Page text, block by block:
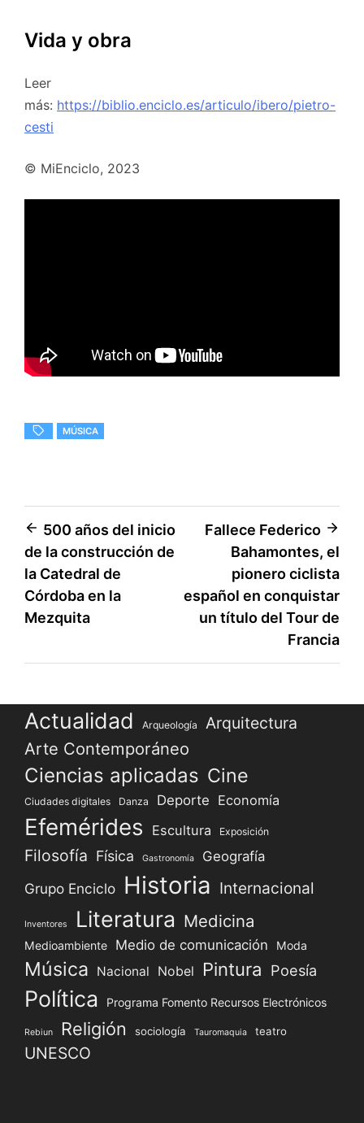
Vida y obra
Leer
más: https://biblio.enciclo.es/articulo/ibero/pietro-
cesti
© MiEnciclo, 2023
MÚSICA
Navegación
de
entradas
500 años del inicio
de la construcción de
la Catedral de
Córdoba en la
Mezquita
Fallece Federico
Bahamontes, el
pionero ciclista
español en conquistar
un título del Tour de
Francia
Actualidad Arqueología Arquitectura
Arte Contemporáneo
Ciencias aplicadas Cine
Ciudades digitales Danza Deporte Economía
Efemérides Escultura Exposición
Filosofía Física Gastronomía Geografía
Grupo Enciclo Historia Internacional
Inventores Literatura Medicina
Medioambiente Medio de comunicación Moda
Música Nacional Nobel Pintura Poesía
Política Programa Fomento Recursos Electrónicos
Rebiun Religión sociología Tauromaquia teatro
UNESCO